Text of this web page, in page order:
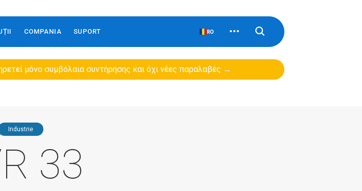
COMPANIA SUPORT RO
μόνο συμβόλαια συντήρησης και όχι νέες παραλαβές →
Industrie
33